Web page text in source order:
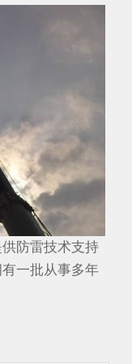
防雷技术支持
一批从事多年